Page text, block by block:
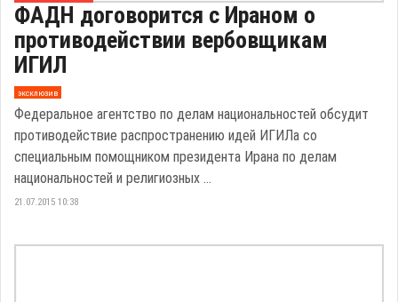
ФАДН договорится с Ираном о
противодействии вербовщикам
ИГИЛ
эксклюзив
Федеральное агентство по делам национальностей обсудит
противодействие распространению идей ИГИЛа со
специальным помощником президента Ирана по делам
национальностей и религиозных ...
21.07.2015 10:38